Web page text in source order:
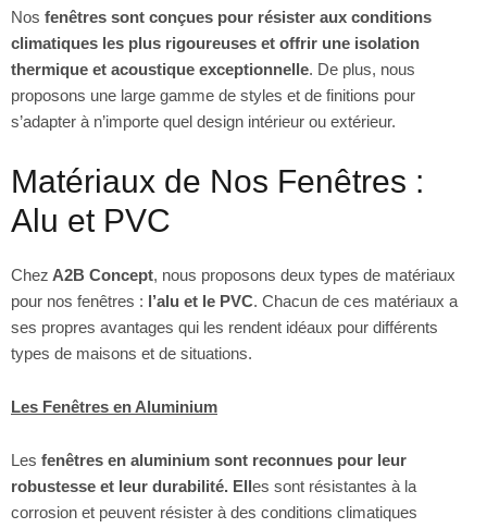
Nos fenêtres sont conçues pour résister aux conditions
climatiques les plus rigoureuses et offrir une isolation
thermique et acoustique exceptionnelle. De plus, nous
proposons une large gamme de styles et de finitions pour
s’adapter à n’importe quel design intérieur ou extérieur.
Matériaux de Nos Fenêtres :
Alu et PVC
Chez A2B Concept, nous proposons deux types de matériaux
pour nos fenêtres : l’alu et le PVC. Chacun de ces matériaux a
ses propres avantages qui les rendent idéaux pour différents
types de maisons et de situations.
Les Fenêtres en Aluminium
Les fenêtres en aluminium sont reconnues pour leur
robustesse et leur durabilité. Elles sont résistantes à la
corrosion et peuvent résister à des conditions climatiques